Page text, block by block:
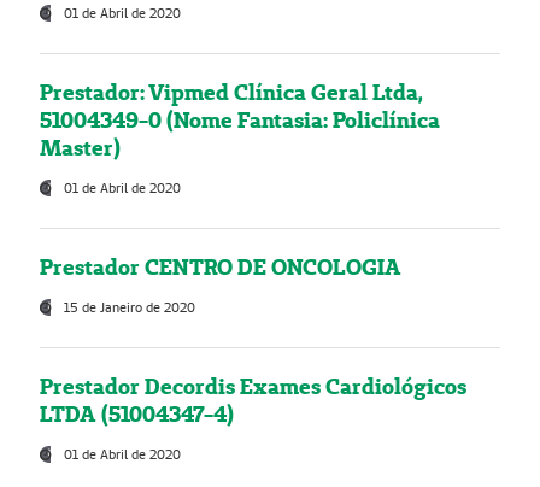
01 de Abril de 2020
Prestador: Vipmed Clínica Geral Ltda,
51004349-0 (Nome Fantasia: Policlínica
Master)
01 de Abril de 2020
Prestador CENTRO DE ONCOLOGIA
15 de Janeiro de 2020
Prestador Decordis Exames Cardiológicos
LTDA (51004347-4)
01 de Abril de 2020